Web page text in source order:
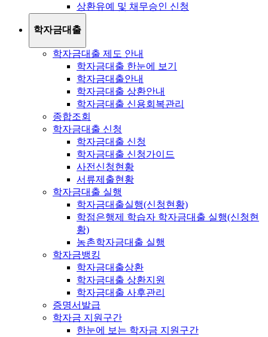
상환유예 및 채무승인 신청
학자금대출
학자금대출 제도 안내
학자금대출 한눈에 보기
학자금대출안내
학자금대출 상환안내
학자금대출 신용회복관리
종합조회
학자금대출 신청
학자금대출 신청
학자금대출 신청가이드
사전신청현황
서류제출현황
학자금대출 실행
학자금대출실행(신청현황)
학점은행제 학습자 학자금대출 실행(신청현
황)
농촌학자금대출 실행
학자금뱅킹
학자금대출상환
학자금대출 상환지원
학자금대출 사후관리
증명서발급
학자금 지원구간
한눈에 보는 학자금 지원구간